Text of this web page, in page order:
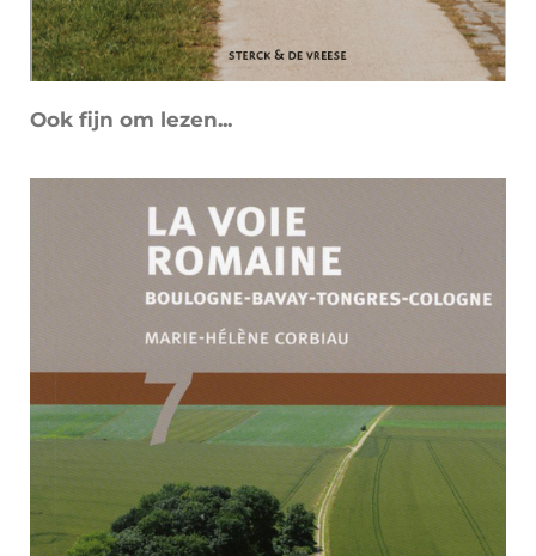
Ook fijn om lezen...